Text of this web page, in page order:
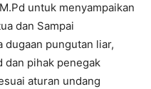
untuk menyampaikan
dan Sampai
dugaan pungutan liar,
dan pihak penegak
aturan undang